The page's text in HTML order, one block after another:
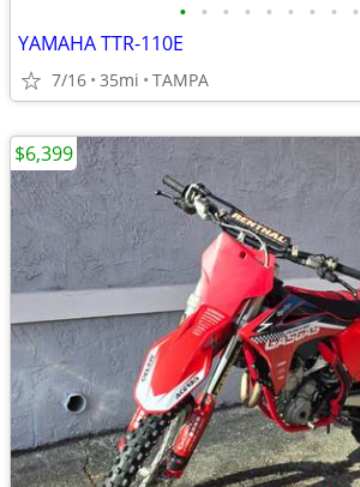
• • • • • • • • •
YAMAHA TTR-110E
7/16 35mi TAMPA
$6,399